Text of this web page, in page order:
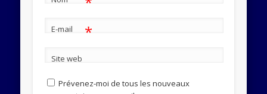
E-mail *
Site web
Prévenez-moi de tous les nouveaux